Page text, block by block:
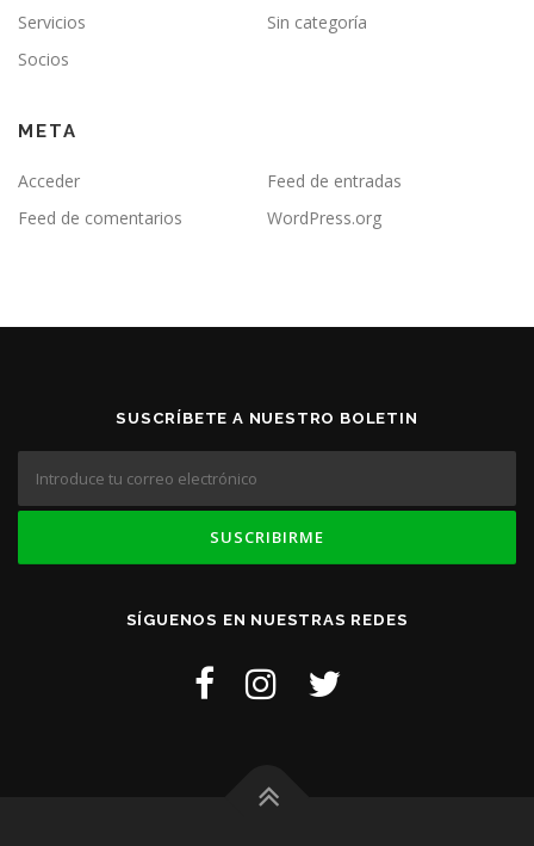
Servicios
Sin categoría
Socios
META
Acceder
Feed de entradas
Feed de comentarios
WordPress.org
SUSCRÍBETE A NUESTRO BOLETIN
SÍGUENOS EN NUESTRAS REDES